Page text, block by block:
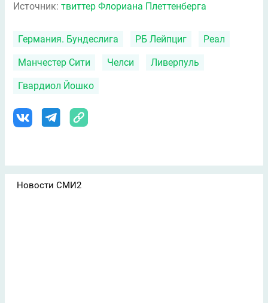
Источник: твиттер Флориана Плеттенберга
Германия. Бундеслига РБ Лейпциг Реал
Манчестер Сити Челси Ливерпуль
Гвардиол Йошко
Новости СМИ2